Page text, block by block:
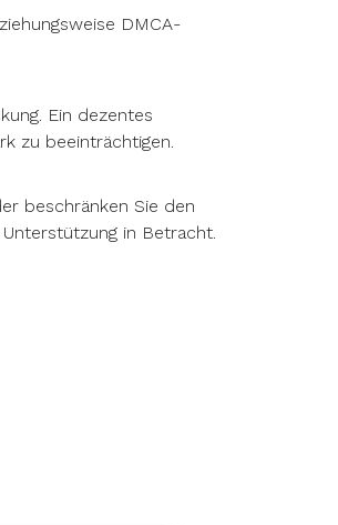
DMCA-
Ein dezentes
zu beeinträchtigen.
beschränken Sie den
in Betracht.